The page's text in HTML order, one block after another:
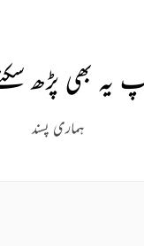
یہ بھی پڑھ
ہماری پسند